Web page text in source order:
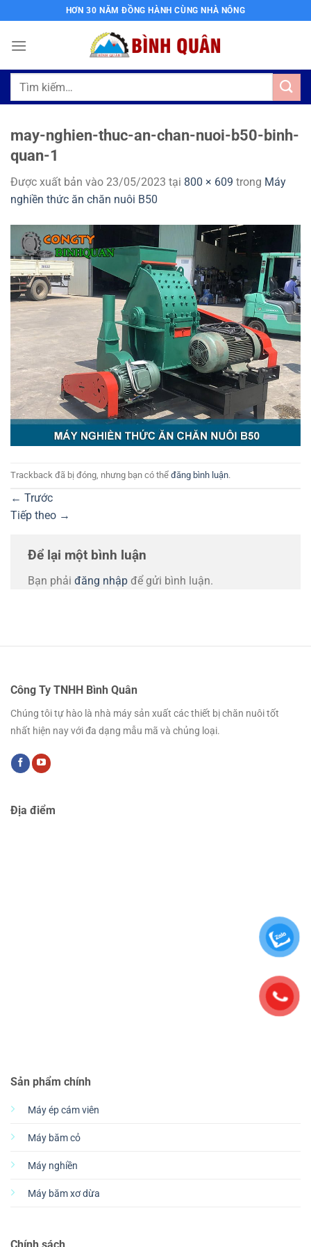
qua
nội
HƠN 30 NĂM ĐỒNG HÀNH CÙNG NHÀ NÔNG
Tìm
may-nghien-thuc-an-chan-nuoi-b50-binh-
quan-1
Được xuất bản vào 23/05/2023 tại 800 × 609 trong Máy
nghiền thức ăn chăn nuôi B50
Trackback đã bị đóng, nhưng bạn có thể đăng bình luận.
← Trước
Tiếp theo →
Để lại một bình luận
Bạn phải đăng nhập để gửi bình luận.
Công Ty TNHH Bình Quân
Chúng tôi tự hào là nhà máy sản xuất các thiết bị chăn nuôi tốt
nhất hiện nay với đa dạng mẫu mã và chủng loại.
Sản phẩm chính
Máy ép cám viên
Máy băm cỏ
Máy nghiền
Máy băm xơ dừa
Địa điểm